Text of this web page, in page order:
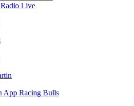
Live
App Racing Bulls